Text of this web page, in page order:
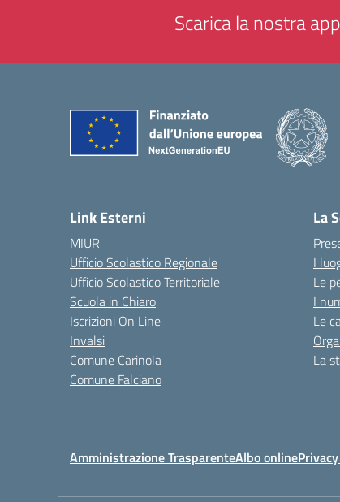
Scarica la nostra
Link Esterni
MIUR
Ufficio Scolastico Regionale
Ufficio Scolastico Territoriale
Scuola in Chiaro
Iscrizioni On Line
Invalsi
Comune Carinola
Comune Falciano
La
I
Le
I
Le
La
Amministrazione TrasparenteAlbo online